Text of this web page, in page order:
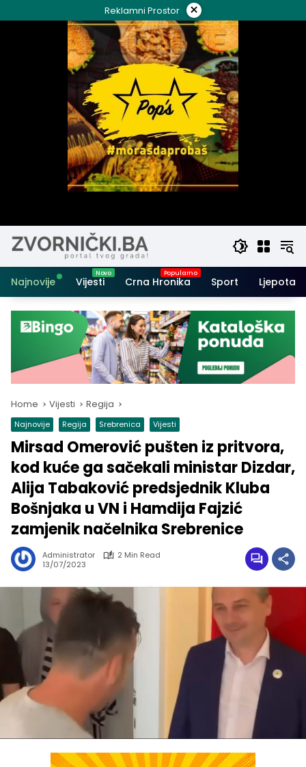
to
Reklamni Prostor ×
Najnovije Vijesti Crna Hronika Sport Ljepota i
Home Vijesti Regija
Najnovije Regija Srebrenica Vijesti
Mirsad Omerović pušten iz pritvora,
kod kuće ga sačekali ministar Dizdar,
Alija Tabaković predsjednik Kluba
Bošnjaka u VN i Hamdija Fajzić
zamjenik načelnika Srebrenice
Administrator
2 Min Read
13/07/2023